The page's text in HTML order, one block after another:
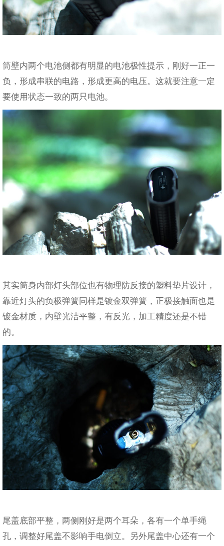
筒壁内两个电池侧都有明显的电池极性提示，刚好一正一
负，形成串联的电路，形成更高的电压。这就要注意一定
要使用状态一致的两只电池。
其实筒身内部灯头部位也有物理防反接的塑料垫片设计，
靠近灯头的负极弹簧同样是镀金双弹簧，正极接触面也是
镀金材质，内壁光洁平整，有反光，加工精度还是不错
的。
尾盖底部平整，两侧刚好是两个耳朵，各有一个单手绳
孔，调整好尾盖不影响手电倒立。另外尾盖中心还有一个